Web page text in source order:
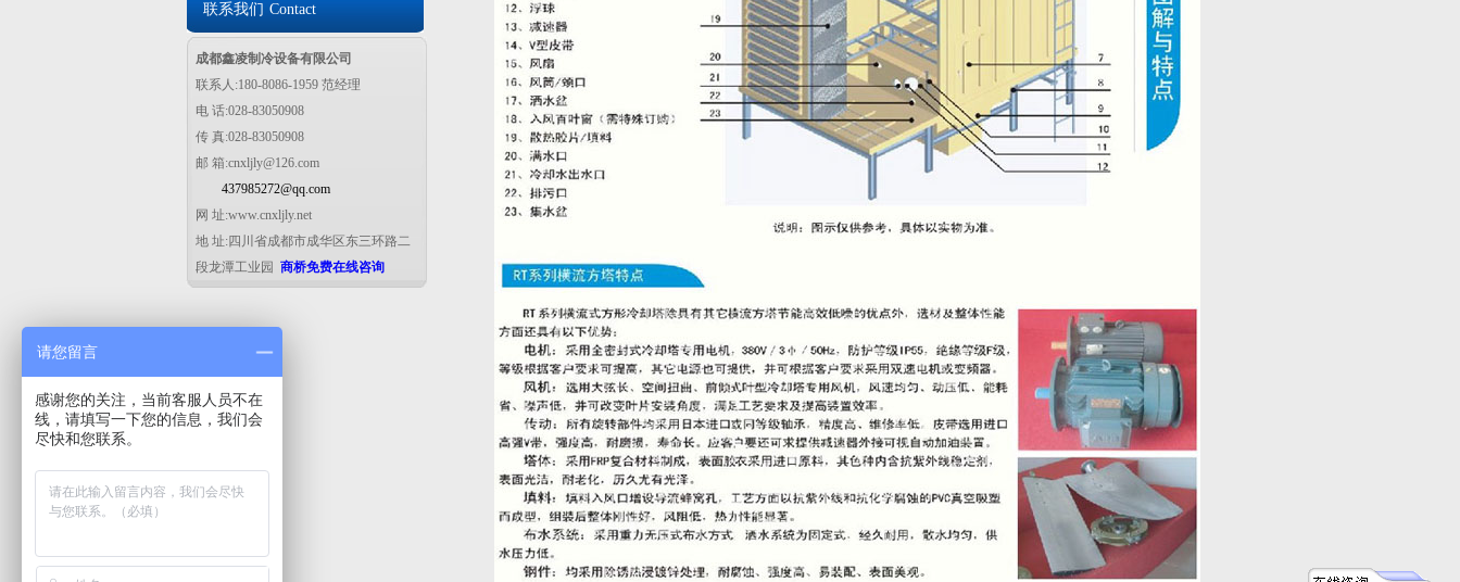
联系我们 Contact
成都鑫凌制冷设备有限公司
联系人:180-8086-1959 范经理
电 话:028-83050908
传 真:028-83050908
邮 箱:cnxljly@126.com
437985272@qq.com
网 址:www.cnxljly.net
地 址:四川省成都市成华区东三环路二
段龙潭工业园 商桥免费在线咨询
请您留言
感谢您的关注，当前客服人员不在
线，请填写一下您的信息，我们会
尽快和您联系。